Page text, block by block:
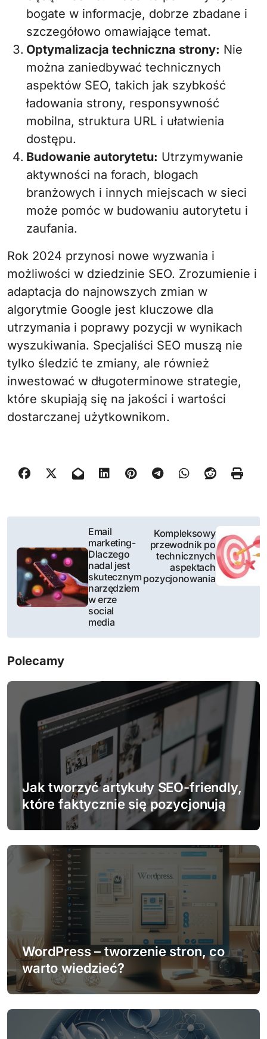
bogate w informacje, dobrze zbadane i
szczegółowo omawiające temat.
Optymalizacja techniczna strony: Nie
można zaniedbywać technicznych
aspektów SEO, takich jak szybkość
ładowania strony, responsywność
mobilna, struktura URL i ułatwienia
dostępu.
Budowanie autorytetu: Utrzymywanie
aktywności na forach, blogach
branżowych i innych miejscach w sieci
może pomóc w budowaniu autorytetu i
zaufania.
Rok 2024 przynosi nowe wyzwania i
możliwości w dziedzinie SEO. Zrozumienie i
adaptacja do najnowszych zmian w
algorytmie Google jest kluczowe dla
utrzymania i poprawy pozycji w wynikach
wyszukiwania. Specjaliści SEO muszą nie
tylko śledzić te zmiany, ale również
inwestować w długoterminowe strategie,
które skupiają się na jakości i wartości
dostarczanej użytkownikom.
w
a
c
w
s
u
Email
marketing-
Dlaczego
nadal jest
skutecznym
narzędziem
w erze
social
media
Kompleksowy
przewodnik po
technicznych
aspektach
pozycjonowania
Polecamy
Jak tworzyć artykuły SEO-friendly,
które faktycznie się pozycjonują
WordPress – tworzenie stron, co
warto wiedzieć?